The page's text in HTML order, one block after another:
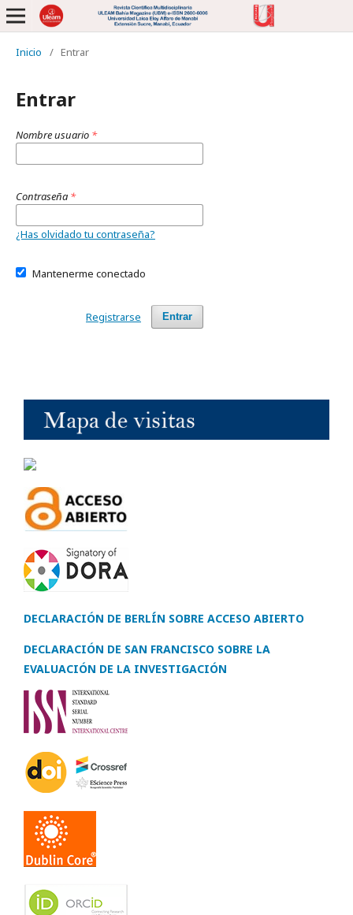
Inicio / Entrar
Entrar
Nombre usuario *
Contraseña *
¿Has olvidado tu contraseña?
Mantenerme conectado
Entrar
Registrarse
DECLARACIÓN DE BERLÍN SOBRE ACCESO ABIERTO
DECLARACIÓN DE SAN FRANCISCO SOBRE LA
EVALUACIÓN DE LA INVESTIGACIÓN